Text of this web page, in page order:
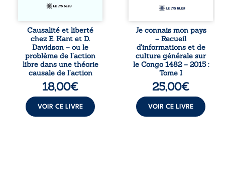
déterminisme
responsabilité. De
la volonté
kantienne au
monisme anomal
de Davidson, il
interroge la
manière dont les
intentions et les
croyances
peuvent ...
Causalité et liberté
chez E. Kant et D.
Davidson – ou le
problème de l’action
libre dans une théorie
causale de l’action
18,00€
VOIR CE LIVRE
l’affaiblissement
patriotique.
Accessible à tous,
ce recueil offre
des repères
essentiels pour
mieux
comprendre le ...
Je connais mon pays
– Recueil
d’informations et de
culture générale sur
le Congo 1482 – 2015 :
Tome I
25,00€
VOIR CE LIVRE